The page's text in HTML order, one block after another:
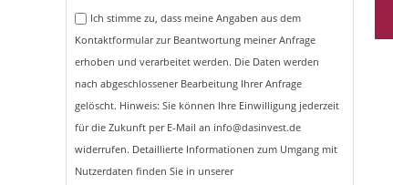
Ich stimme zu, dass meine Angaben aus dem
Kontaktformular zur Beantwortung meiner Anfrage
erhoben und verarbeitet werden. Die Daten werden
nach abgeschlossener Bearbeitung Ihrer Anfrage
gelöscht. Hinweis: Sie können Ihre Einwilligung jederzeit
für die Zukunft per E-Mail an info@dasinvest.de
widerrufen. Detaillierte Informationen zum Umgang mit
Nutzerdaten finden Sie in unserer